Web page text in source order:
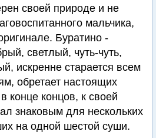
своей природе и не
мальчика,
Буратино -
светлый, чуть-чуть,
искренне старается всем
обретает настоящих
конце концов, к своей
знаковым для нескольких
на одной шестой суши.